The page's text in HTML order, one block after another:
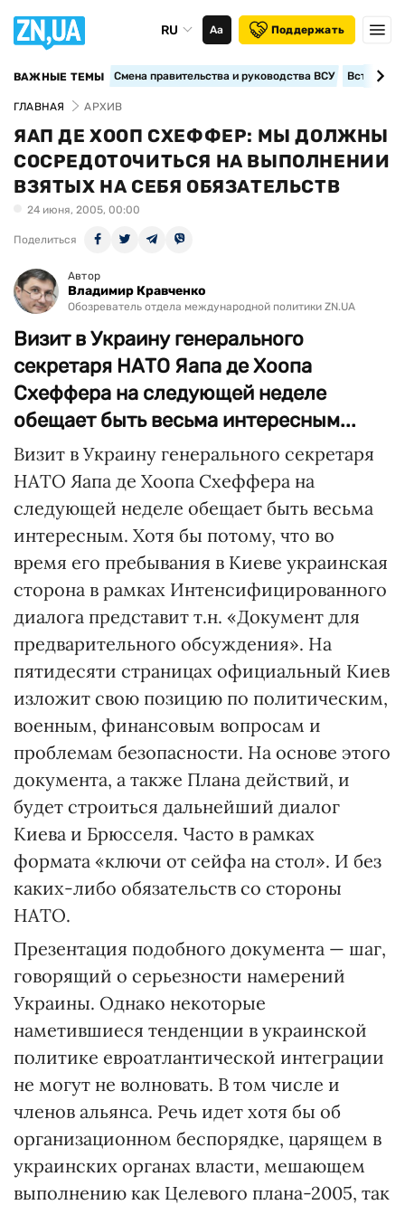
RU Аа Поддержать
ВАЖНЫЕ ТЕМЫ Смена правительства и руководства ВСУ
ГЛАВНАЯ АРХИВ
ЯАП ДЕ ХООП СХЕФФЕР: МЫ ДОЛЖНЫ
СОСРЕДОТОЧИТЬСЯ НА ВЫПОЛНЕНИИ
ВЗЯТЫХ НА СЕБЯ ОБЯЗАТЕЛЬСТВ
24 июня, 2005, 00:00
Поделиться
Автор
Владимир Кравченко
Обозреватель отдела международной политики ZN.UA
Визит в Украину генерального
секретаря НАТО Яапа де Хоопа
Схеффера на следующей неделе
обещает быть весьма интересным...
Визит в Украину генерального секретаря
НАТО Яапа де Хоопа Схеффера на
следующей неделе обещает быть весьма
интересным. Хотя бы потому, что во
время его пребывания в Киеве украинская
сторона в рамках Интенсифицированного
диалога представит т.н. «Документ для
предварительного обсуждения». На
пятидесяти страницах официальный Киев
изложит свою позицию по политическим,
военным, финансовым вопросам и
проблемам безопасности. На основе этого
документа, а также Плана действий, и
будет строиться дальнейший диалог
Киева и Брюсселя. Часто в рамках
формата «ключи от сейфа на стол». И без
каких-либо обязательств со стороны
НАТО.
Презентация подобного документа — шаг,
говорящий о серьезности намерений
Украины. Однако некоторые
наметившиеся тенденции в украинской
политике евроатлантической интеграции
не могут не волновать. В том числе и
членов альянса. Речь идет хотя бы об
организационном беспорядке, царящем в
украинских органах власти, мешающем
выполнению как Целевого плана-2005, так